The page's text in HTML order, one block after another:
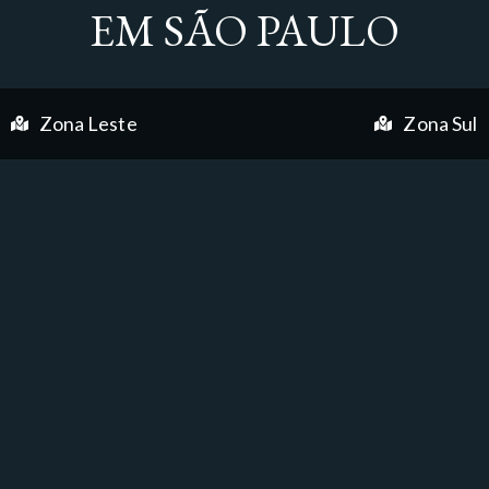
EM SÃO PAULO
Zona Leste Zona Sul